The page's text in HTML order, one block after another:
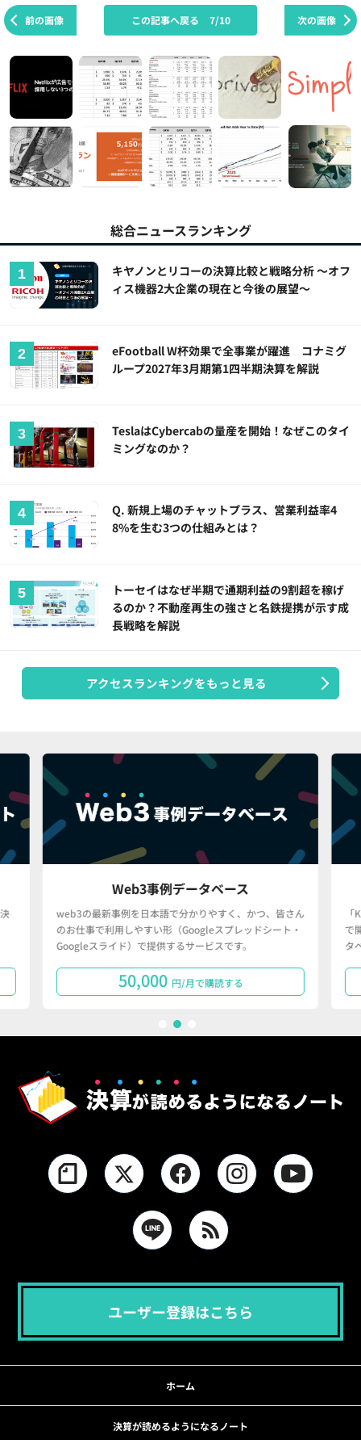
前の画像 次の画像
この記事へ戻る 7/10
総合ニュースランキング
キヤノンとリコーの決算比較と戦略分析 ～オフ
ィス機器2大企業の現在と今後の展望～
eFootball W杯効果で全事業が躍進 コナミグ
ループ2027年3月期第1四半期決算を解説
TeslaはCybercabの量産を開始！なぜこのタイ
ミングなのか？
Q. 新規上場のチャットプラス、営業利益率4
8%を生む3つの仕組みとは？
トーセイはなぜ半期で通期利益の9割超を稼げ
るのか？不動産再生の強さと名鉄提携が示す成
長戦略を解説
アクセスランキングをもっと見る
Web3事例データベース
web3の最新事例を日本語で分かりやすく、かつ、皆さん
のお仕事で利用しやすい形（Googleスプレッドシート・
Googleスライド）で提供するサービスです。
50,000 円/月で購読する
で
タ
ユーザー登録はこちら
ホーム
決算が読めるようになるノート